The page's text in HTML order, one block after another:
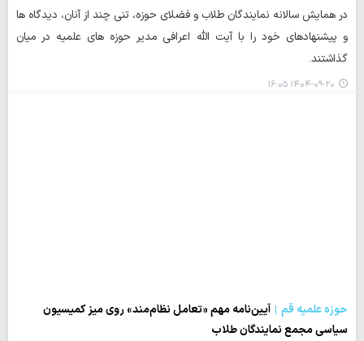
در همایش سالانه نمایندگان طلاب و فضلای حوزه، تنی چند از آنان، دیدگاه ها
و پیشنهادهای خود را با آیت الله اعرافی مدیر حوزه های علمیه در میان
گذاشتند.
۱۴۰۴-۰۹-۲۰ ۱۶:۰۵
حوزه علمیه قم
آیین‌نامه مهم «تعامل نظام‌مند» روی میز کمیسیون
سیاسی مجمع نمایندگان طلاب